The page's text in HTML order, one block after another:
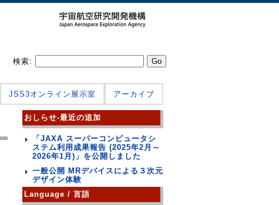
検索:
JSS3オンライン展示室 アーカイブ
おしらせ-最近の追加
「JAXA スーパーコンピュータシ
ステム利用成果報告 (2025年2月～
2026年1月)」を公開しました
一般公開 MRデバイスによる３次元
デザイン体験
Language / 言語